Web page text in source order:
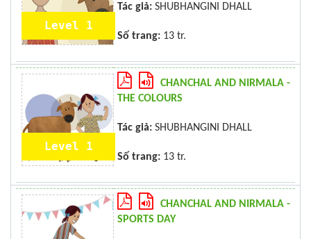
Level 1
Tác giả: SHUBHANGINI DHALL
Số trang: 13 tr.
Level 1
CHANCHAL AND NIRMALA -
THE COLOURS
Tác giả: SHUBHANGINI DHALL
Số trang: 13 tr.
CHANCHAL AND NIRMALA -
SPORTS DAY